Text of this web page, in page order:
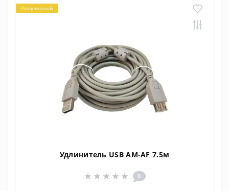
Популярный
Удлинитель USB AM-AF 7.5м
0